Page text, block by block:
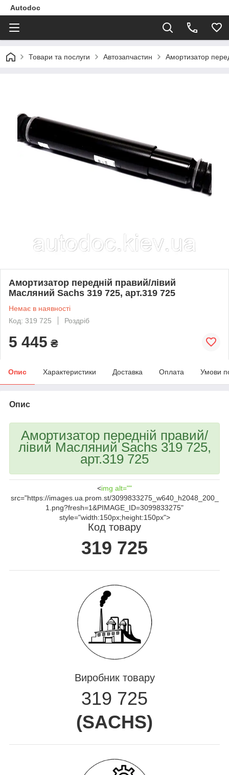
Autodoc
Товари та послуги Автозапчастин Амортизатор
Амортизатор передній правий/лівий
Масляний Sachs 319 725, арт.319 725
Немає в наявності
Код: 319 725
Роздріб
5 445 ₴
Опис Характеристики Доставка Оплата Умови
Опис
Амортизатор передній правий/
лівий Масляний Sachs 319 725,
арт.319 725
<img alt=""
src="https://images.ua.prom.st/3099833275_w640_h2048_200_
1.png?fresh=1&PIMAGE_ID=3099833275"
style="width:150px;height:150px">
Код товару
319 725
Виробник товару
319 725
(SACHS)